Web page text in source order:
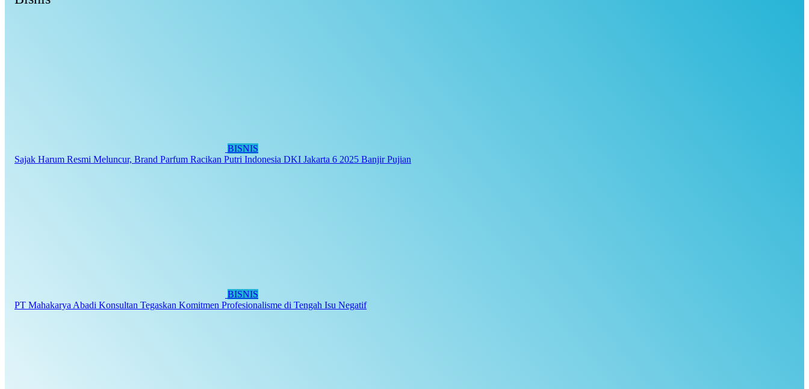
BISNIS
Sajak Harum Resmi Meluncur, Brand Parfum Racikan Putri Indonesia DKI Jakarta 6 2025 Banjir Pujian
BISNIS
PT Mahakarya Abadi Konsultan Tegaskan Komitmen Profesionalisme di Tengah Isu Negatif